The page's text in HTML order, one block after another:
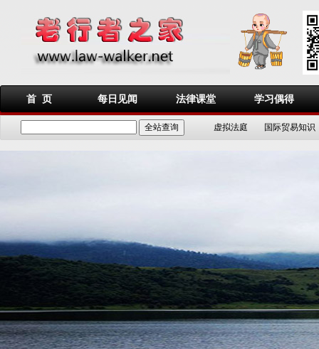
首 页 每日见闻 法律课堂 学习偶得
虚拟法庭 国际贸易知识